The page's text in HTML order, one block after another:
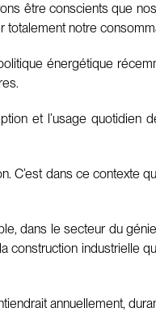
être conscients que
notre
énergétique
et l’usage quotidien
C’est dans ce contexte
dans le secteur du
construction industrielle
annuellement,